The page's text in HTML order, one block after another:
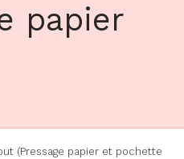
papier
(Pressage papier et pochette